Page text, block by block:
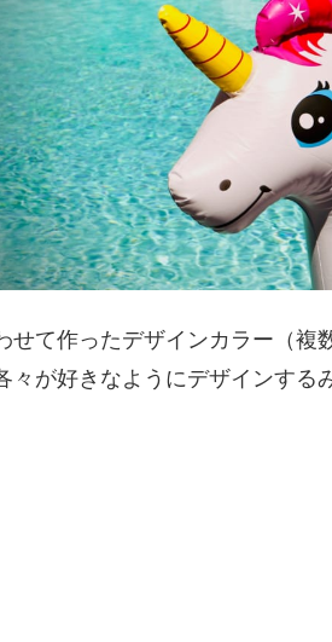
て作ったデザインカラー（
が好きなようにデザインする